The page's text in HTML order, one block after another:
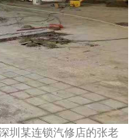
圳某连锁汽修店的张老